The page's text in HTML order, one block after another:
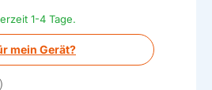
1-4 Tage.
mein Gerät?